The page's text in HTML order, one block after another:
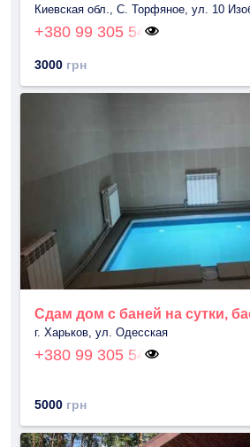
Киевская обл., С. Торфяное, ул. 10
+380 99 305 54
3000 грн
Сдам дом с баней на сутки,
г. Харьков, ул. Одесская
+380 99 305 54
5000 грн